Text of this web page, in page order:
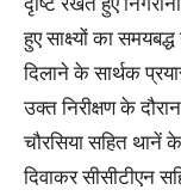
हुए साक्ष्यों का
दिलाने के सार्थक
उक्त निरीक्षण के
चौरसिया सहित थानें
दिवाकर सीसीटीएन